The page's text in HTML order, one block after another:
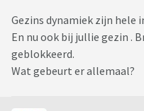
Gezins dynamiek zijn hele
En nu ook bij jullie gezin .
geblokkeerd.
Wat gebeurt er allemaal?